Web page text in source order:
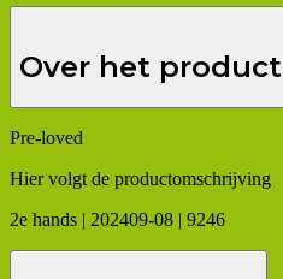
Over het product
Pre-loved
Hier volgt de productomschrijving
2e hands | 202409-08 | 9246